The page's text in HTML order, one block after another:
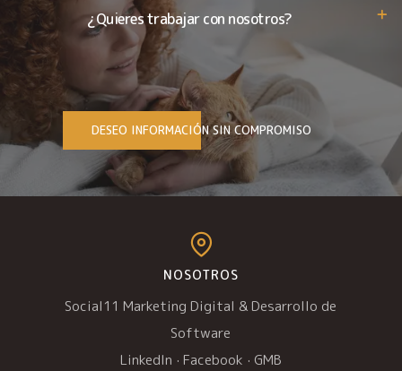
¿Quieres trabajar con nosotros?
DESEO INFORMACIÓN SIN COMPROMISO
NOSOTROS
Social11 Marketing Digital & Desarrollo de
Software
LinkedIn · Facebook · GMB